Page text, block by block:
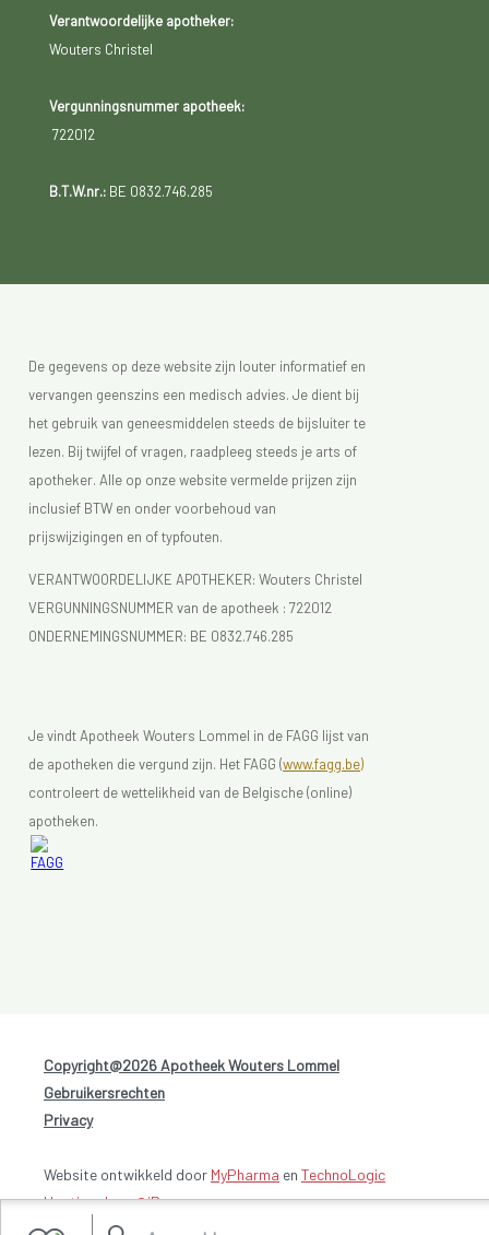
Verantwoordelijke apotheker:
Wouters Christel
Vergunningsnummer apotheek:
722012
B.T.W.nr.:BE 0832.746.285
De gegevens op deze website zijn louter informatief en
vervangen geenszins een medisch advies. Je dient bij
het gebruik van geneesmiddelen steeds de bijsluiter te
lezen. Bij twijfel of vragen, raadpleeg steeds je arts of
apotheker. Alle op onze website vermelde prijzen zijn
inclusief BTW en onder voorbehoud van
prijswijzigingen en of typfouten.
VERANTWOORDELIJKE APOTHEKER: Wouters Christel
VERGUNNINGSNUMMER van de apotheek : 722012
ONDERNEMINGSNUMMER: BE 0832.746.285
Je vindt Apotheek Wouters Lommel in de FAGG lijst van
de apotheken die vergund zijn. Het FAGG (www.fagg.be)
controleert de wettelikheid van de Belgische (online)
apotheken.
Copyright@2026 Apotheek Wouters Lommel
Gebruikersrechten
Privacy
Website ontwikkeld door MyPharma en TechnoLogic
Hosting door @iPower